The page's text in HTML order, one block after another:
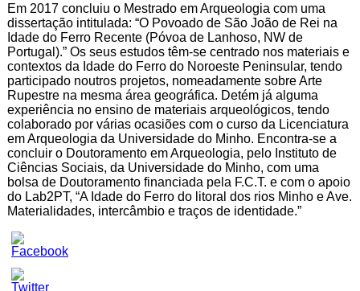
Em 2017 concluiu o Mestrado em Arqueologia com uma
dissertação intitulada: “O Povoado de São João de Rei na
Idade do Ferro Recente (Póvoa de Lanhoso, NW de
Portugal).” Os seus estudos têm-se centrado nos materiais e
contextos da Idade do Ferro do Noroeste Peninsular, tendo
participado noutros projetos, nomeadamente sobre Arte
Rupestre na mesma área geográfica. Detém já alguma
experiência no ensino de materiais arqueológicos, tendo
colaborado por várias ocasiões com o curso da Licenciatura
em Arqueologia da Universidade do Minho. Encontra-se a
concluir o Doutoramento em Arqueologia, pelo Instituto de
Ciências Sociais, da Universidade do Minho, com uma
bolsa de Doutoramento financiada pela F.C.T. e com o apoio
do Lab2PT, “A Idade do Ferro do litoral dos rios Minho e Ave.
Materialidades, intercâmbio e traços de identidade.”